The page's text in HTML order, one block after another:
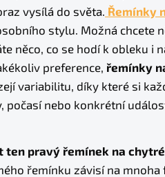
vysílá do světa. Řemínky
stylu. Možná chcete
něco, co se hodí k obleku i
preference, řemínky
variabilitu, díky které si
počasí nebo konkrétní
ten pravý řemínek na
řemínku závisí na